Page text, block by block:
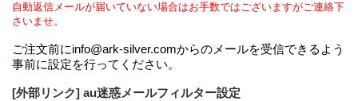
自動返信メールが届いていない場合はお手数ではございますがご連絡下
さいませ。
ご注文前にinfo@ark-silver.comからのメールを受信できるよう
事前に設定を行ってください。
[外部リンク] au迷惑メールフィルター設定